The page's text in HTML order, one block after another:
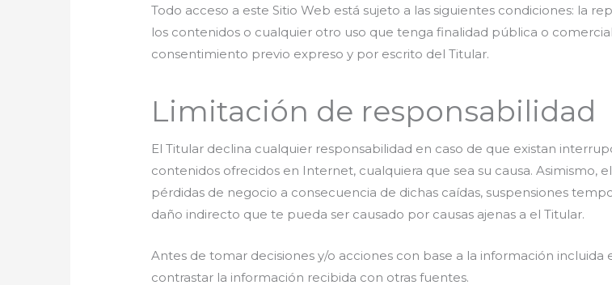
Todo acceso a este Sitio Web está sujeto a las siguientes condiciones: la
los contenidos o cualquier otro uso que tenga finalidad pública o
consentimiento previo expreso y por escrito del Titular.
Limitación de responsabilidad
El Titular declina cualquier responsabilidad en caso de que existan
contenidos ofrecidos en Internet, cualquiera que sea su causa. Asimismo,
pérdidas de negocio a consecuencia de dichas caídas, suspensiones
daño indirecto que te pueda ser causado por causas ajenas a el Titular.
Antes de tomar decisiones y/o acciones con base a la información
contrastar la información recibida con otras fuentes.